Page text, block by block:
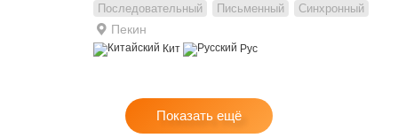
Последовательный Письменный Синхронный
Пекин
Кит Рус
Показать ещё